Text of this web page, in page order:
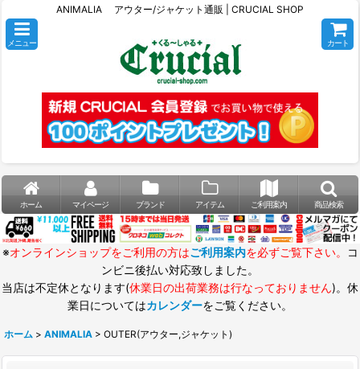
ANIMALIA アウター/ジャケット通販 | CRUCIAL SHOP
メニュー カート
ホーム マイページ ブランド アイテム ご利用案内 商品検索
※オンラインショップをご利用の方はご利用案内を必ずご覧下さい。
コ
ンビニ後払い対応致しました。
当店は不定休となります(休業日の出荷業務は行なっておりません)。休
業日についてはカレンダーをご覧ください。
ホーム > ANIMALIA > OUTER(アウター,ジャケット)